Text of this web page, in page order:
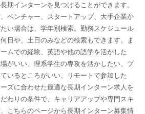
期インターンを見つけることができます。
ベンチャー、スタートアップ、大手企業か
い場合は、学年別検索。勤務スケジュール
日や、土日のみなどの検索もできます。ま
ムでの経験、英語や他の語学を活かした
がいい、理系学生の専攻を活かしたい、プ
いるところがいい、リモートで参加した
ズに合わせた最適な長期インターン求人を
わりの条件で、キャリアアップや専門スキ
こちらのページから長期インターン募集情